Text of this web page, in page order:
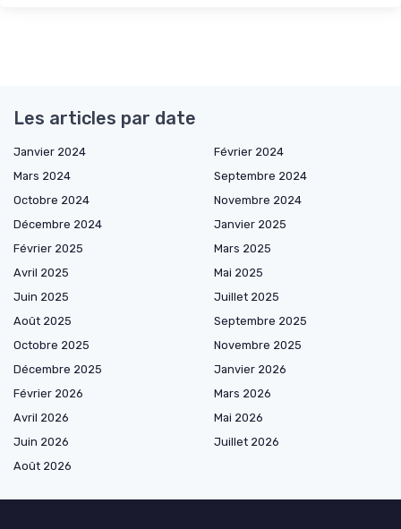
Les articles par date
Janvier 2024
Février 2024
Mars 2024
Septembre 2024
Octobre 2024
Novembre 2024
Décembre 2024
Janvier 2025
Février 2025
Mars 2025
Avril 2025
Mai 2025
Juin 2025
Juillet 2025
Août 2025
Septembre 2025
Octobre 2025
Novembre 2025
Décembre 2025
Janvier 2026
Février 2026
Mars 2026
Avril 2026
Mai 2026
Juin 2026
Juillet 2026
Août 2026